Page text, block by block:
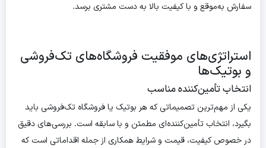
سفارش به‌موقع و با کیفیت بالا به دست مشتری برسد.
استراتژی‌های موفقیت فروشگاه‌های تک‌فروشی
و بوتیک‌ها
انتخاب تأمین‌کننده مناسب
یکی از مهم‌ترین تصمیماتی که هر بوتیک یا فروشگاه تک‌فروشی باید
بگیرد، انتخاب تأمین‌کننده‌ای مطمئن و با سابقه است. بررسی‌های دقیق
در خصوص کیفیت، قیمت و شرایط همکاری از جمله اقداماتی است که